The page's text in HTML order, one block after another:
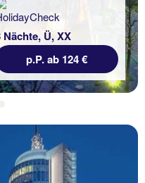
Nächte, Ü, XX
p.P. ab 124 €